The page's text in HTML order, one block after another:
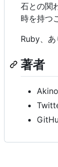
石との関
時を持つ
Ruby、あ
著者